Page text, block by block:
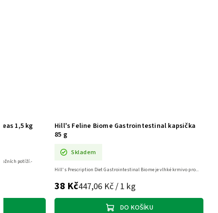
1,5 kg
potíží.-
Hill's Feline Biome Gastrointestinal kapsička
85 g
Skladem
38 Kč447,06 Kč / 1 kg
DO KOŠÍKU
Hill's Prescription Diet Gastrointestinal Biome je vlhké krmivo pro...